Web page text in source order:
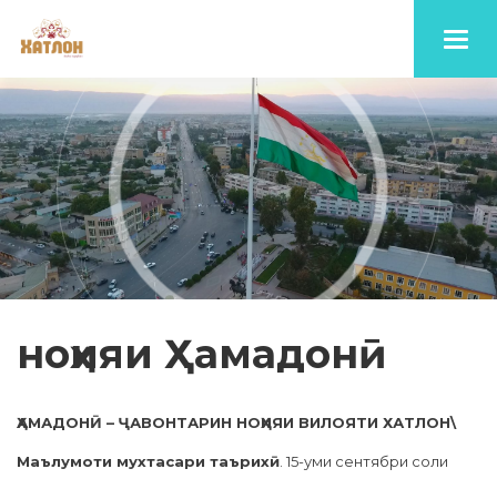
ноҳияи Ҳамадонӣ
ҲАМАДОНӢ – ҶАВОНТАРИН НОҲИЯИ ВИЛОЯТИ ХАТЛОН\
Маълумоти мухтасари таърихӣ . 15-уми сентябри соли